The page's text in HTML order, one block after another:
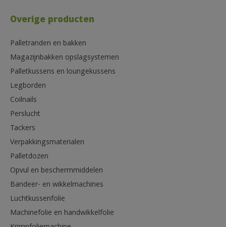
Overige producten
Palletranden en bakken
Magazijnbakken opslagsystemen
Palletkussens en loungekussens
Legborden
Coilnails
Perslucht
Tackers
Verpakkingsmaterialen
Palletdozen
Opvul en beschermmiddelen
Bandeer- en wikkelmachines
Luchtkussenfolie
Machinefolie en handwikkelfolie